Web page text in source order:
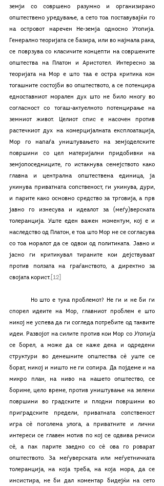
земји со совршено разумно и организирано
општествено уредување, а сето тоа поставувајќи го
на островот наречен Не-земја односно Утопија.
Генерално теоријата се базира, или во најмала рака,
се поврзува со класичите концепти на совршените
општества на Платон и Аристотел. Интересно за
теоријата на Мор е што таа е остра критика кон
тогашните состојби во општеството, а се потенцира
едноставниот морален дух што не било многу во
согласност со тогаш-актуелното потенцирање на
земниот живот. Целиот спис е насочен против
растечкиот дух на комерцијалната експлоатација,
Мор го напаѓа уништувањето на земјоделските
површини со цел материјални придобивки на
земјопоседниците, го истакнува семејството како
главна и централна општествена единица, ја
укинува приватната сопственост, ги укинува, дури,
и парите како основно средство за трговија, а прв
јавно го изнесува и идеалот за (меѓу)верската
толеранција. Уште еден важен моментум, кој е и
наследство од Платон, е тоа што Мор не се согласува
со тоа моралот да се одвои од политиката. Јавно и
јасно ги критикувал тираните кои дејствуваат
против ползата на граѓанството, а директно за
својата корист. [12]
спорел идеите на Мор, главниот проблем е што
никој не успева да ги согледа потребите од таквите
идеи. Развојот на силите против кои Мор со Утопија
се борел, а може да се каже дека и одредени
структури во денешните општества сè уште се
борат, никој и ништо не ги сопира. Да појдеме и на
микро план, на ниво на нашето општество, се
бориме, цело време, против уништување на зелени
површини во градските и плодни површини во
приградските предели, приватната сопственост
игра сè поголема улога, а приватните и лични
интереси се главен мотив по кој се одвива речиси
сè, а пак парите заедно со сè ова го роварат
општеството. За меѓуверската или меѓуетничката
толеранција, на која треба, на која мора, да се
инсистира, не би дал коментар бидејќи на сето